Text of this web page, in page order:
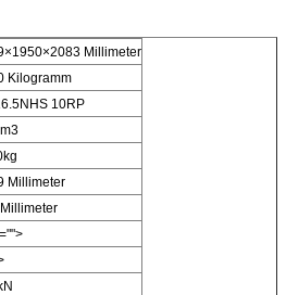
Millimeter
Kilogramm
10RP
Millimeter